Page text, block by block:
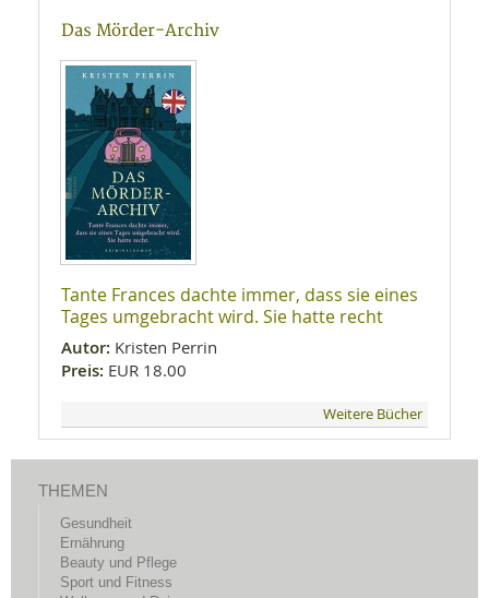
Das Mörder-Archiv
Tante Frances dachte immer, dass sie eines
Tages umgebracht wird. Sie hatte recht
Autor: Kristen Perrin
Preis: EUR 18.00
Weitere Bücher
THEMEN
Gesundheit
Ernährung
Beauty und Pflege
Sport und Fitness